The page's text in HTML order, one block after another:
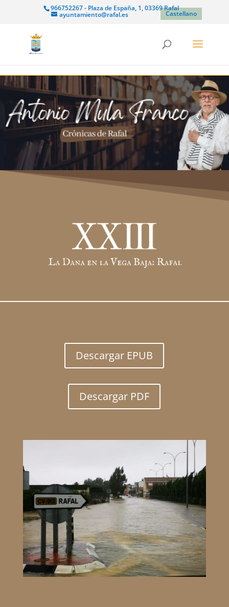
966752267 - Plaza de España, 1, 03369 Rafal
ayuntamiento@rafal.es Castellano
Descargar EPUB
Descargar PDF